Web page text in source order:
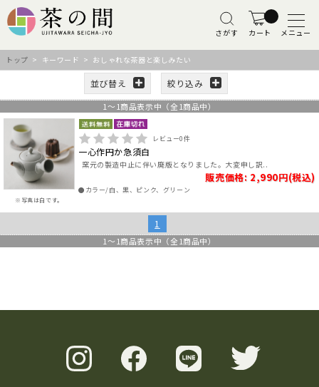
さがす カート メニュー
トップ > キーワード > おしゃれな茶器と楽しみたい
並び替え 絞り込み
1 ～ 1商品表示中（全 1商品中）
※写真は白です。
レビュー0件
一心作円か急須白
窯元の製造中止に伴い廃版となりました。大変申し訳..
販売価格: 2,990円(税込)
●カラー/白、黒、ピンク、グリーン
1
1 ～ 1商品表示中（全 1商品中）